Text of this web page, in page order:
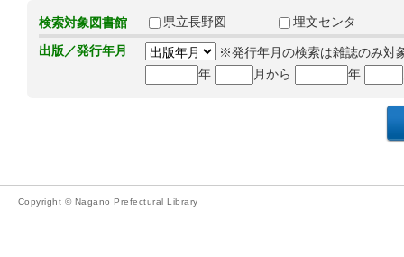
検索対象図書館 県立長野図
埋文センタ
出版／発行年月
※発行年月の検索は雑誌のみ対
年
月から 年
Copyright © Nagano Prefectural Library